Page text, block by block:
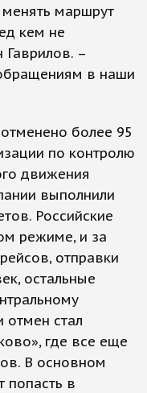
маршрут
кем не
Гаврилов. –
в наши
более 95
по контролю
движения
выполнили
Российские
режиме, и за
отправки
остальные
отмен стал
где все еще
В основном
попасть в